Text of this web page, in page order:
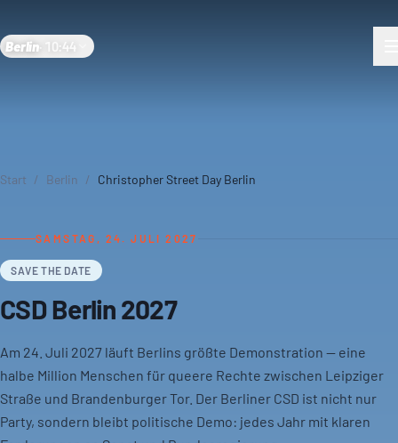
Berlin 10:44
Start / Berlin / Christopher Street Day Berlin
SAMSTAG, 24. JULI 2027
SAVE THE DATE
CSD Berlin 2027
Am 24. Juli 2027 läuft Berlins größte Demonstration — eine
halbe Million Menschen für queere Rechte zwischen Leipziger
Straße und Brandenburger Tor. Der Berliner CSD ist nicht nur
Party, sondern bleibt politische Demo: jedes Jahr mit klaren